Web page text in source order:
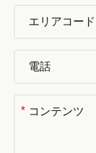
*